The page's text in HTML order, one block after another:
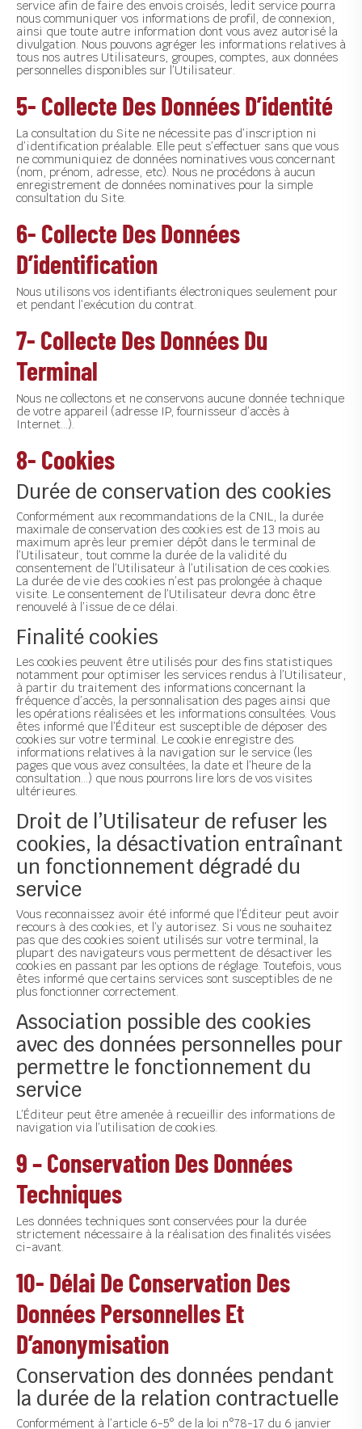
service afin de faire des envois croisés, ledit service pourra
nous communiquer vos informations de profil, de connexion,
ainsi que toute autre information dont vous avez autorisé la
divulgation. Nous pouvons agréger les informations relatives à
tous nos autres Utilisateurs, groupes, comptes, aux données
personnelles disponibles sur l’Utilisateur.
5- Collecte Des Données D’identité
La consultation du Site ne nécessite pas d’inscription ni
d’identification préalable. Elle peut s’effectuer sans que vous
ne communiquiez de données nominatives vous concernant
(nom, prénom, adresse, etc). Nous ne procédons à aucun
enregistrement de données nominatives pour la simple
consultation du Site.
6- Collecte Des Données
D’identification
Nous utilisons vos identifiants électroniques seulement pour
et pendant l’exécution du contrat.
7- Collecte Des Données Du
Terminal
Nous ne collectons et ne conservons aucune donnée technique
de votre appareil (adresse IP, fournisseur d’accès à
Internet…).
8- Cookies
Durée de conservation des cookies
Conformément aux recommandations de la CNIL, la durée
maximale de conservation des cookies est de 13 mois au
maximum après leur premier dépôt dans le terminal de
l’Utilisateur, tout comme la durée de la validité du
consentement de l’Utilisateur à l’utilisation de ces cookies.
La durée de vie des cookies n’est pas prolongée à chaque
visite. Le consentement de l’Utilisateur devra donc être
renouvelé à l’issue de ce délai.
Finalité cookies
Les cookies peuvent être utilisés pour des fins statistiques
notamment pour optimiser les services rendus à l’Utilisateur,
à partir du traitement des informations concernant la
fréquence d’accès, la personnalisation des pages ainsi que
les opérations réalisées et les informations consultées. Vous
êtes informé que l’Éditeur est susceptible de déposer des
cookies sur votre terminal. Le cookie enregistre des
informations relatives à la navigation sur le service (les
pages que vous avez consultées, la date et l’heure de la
consultation…) que nous pourrons lire lors de vos visites
ultérieures.
Droit de l’Utilisateur de refuser les
cookies, la désactivation entraînant
un fonctionnement dégradé du
service
Vous reconnaissez avoir été informé que l’Éditeur peut avoir
recours à des cookies, et l’y autorisez. Si vous ne souhaitez
pas que des cookies soient utilisés sur votre terminal, la
plupart des navigateurs vous permettent de désactiver les
cookies en passant par les options de réglage. Toutefois, vous
êtes informé que certains services sont susceptibles de ne
plus fonctionner correctement.
Association possible des cookies
avec des données personnelles pour
permettre le fonctionnement du
service
L’Éditeur peut être amenée à recueillir des informations de
navigation via l’utilisation de cookies.
9 – Conservation Des Données
Techniques
Les données techniques sont conservées pour la durée
strictement nécessaire à la réalisation des finalités visées
ci-avant.
10- Délai De Conservation Des
Données Personnelles Et
D’anonymisation
Conservation des données pendant
la durée de la relation contractuelle
Conformément à l’article 6-5° de la loi n°78-17 du 6 janvier